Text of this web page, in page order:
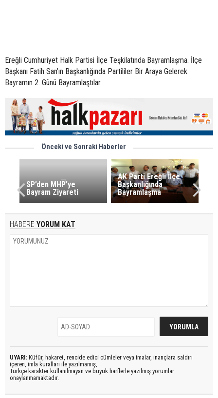
Ereğli Cumhuriyet Halk Partisi İlçe Teşkilatında Bayramlaşma. İlçe
Başkanı Fatih San’ın Başkanlığında Partililer Bir Araya Gelerek
Bayramın 2. Günü Bayramlaştılar.
Önceki ve Sonraki Haberler
SP’den MHP’ye
Bayram Ziyareti
AK Parti Ereğli İlçe
Başkanlığında
Bayramlaşma
HABERE YORUM KAT
UYARI: Küfür, hakaret, rencide edici cümleler veya imalar, inançlara saldırı
içeren, imla kuralları ile yazılmamış,
Türkçe karakter kullanılmayan ve büyük harflerle yazılmış yorumlar
onaylanmamaktadır.